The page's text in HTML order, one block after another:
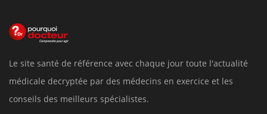
Le site santé de référence avec chaque jour toute l'actualité
médicale decryptée par des médecins en exercice et les
conseils des meilleurs spécialistes.